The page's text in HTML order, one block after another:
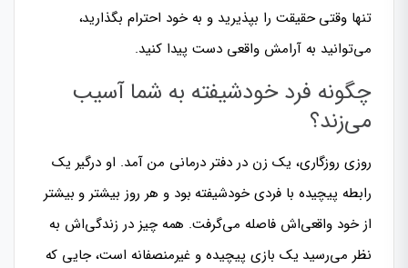
تنها وقتی حقیقت را بپذیرید و به خود احترام بگذارید،
می‌توانید به آرامش واقعی دست پیدا کنید.
چگونه فرد خودشیفته به شما آسیب
می‌زند؟
روزی روزگاری، یک زن در دفتر درمانی من آمد. او درگیر یک
رابطه پیچیده با فردی خودشیفته بود و هر روز بیشتر و بیشتر
از خود واقعی‌اش فاصله می‌گرفت. همه چیز در زندگی‌اش به
نظر می‌رسید یک بازی پیچیده و غیرمنصفانه است، جایی که